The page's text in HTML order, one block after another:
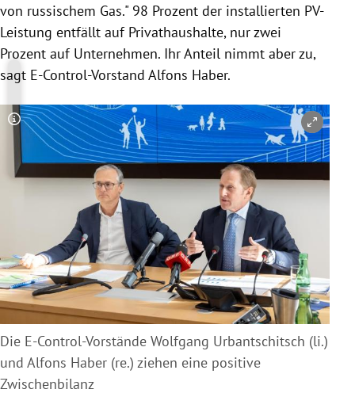
von russischem Gas." 98 Prozent der installierten PV-
Leistung entfällt auf Privathaushalte, nur zwei
Prozent auf Unternehmen. Ihr Anteil nimmt aber zu,
sagt E-Control-Vorstand Alfons Haber.
Copyright-Hinweis öffnen/schließen
Die E-Control-Vorstände Wolfgang Urbantschitsch (li.)
und Alfons Haber (re.) ziehen eine positive
Zwischenbilanz